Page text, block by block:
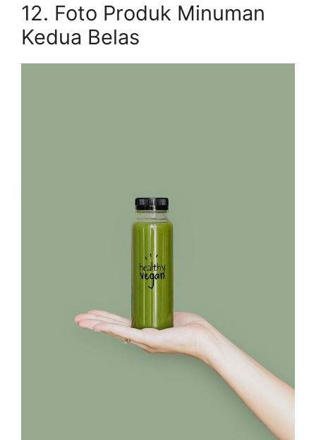
12. Foto Produk Minuman
Kedua Belas